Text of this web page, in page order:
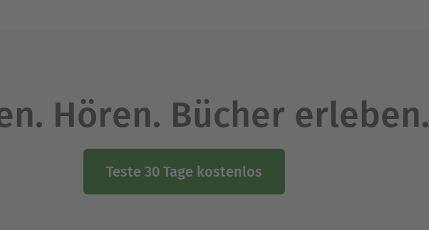
Hören. Bücher erleben.
Teste 30 Tage kostenlos